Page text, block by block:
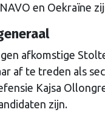
NAVO en Oekraïne
afkomstige
af te treden als
Kajsa
zijn.